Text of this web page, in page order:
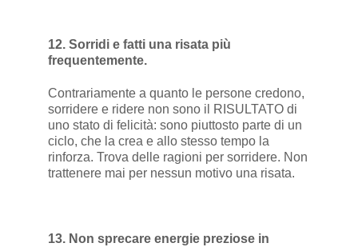
12. Sorridi e fatti una risata più
frequentemente.
Contrariamente a quanto le persone credono,
sorridere e ridere non sono il RISULTATO di
uno stato di felicità: sono piuttosto parte di un
ciclo, che la crea e allo stesso tempo la
rinforza. Trova delle ragioni per sorridere. Non
trattenere mai per nessun motivo una risata.
13. Non sprecare energie preziose in